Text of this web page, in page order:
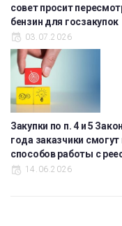
совет просит
бензин для госзакупок
03.07.2026
Закупки по п. 4 и 5
года заказчики
способов работы с
14.06.2026